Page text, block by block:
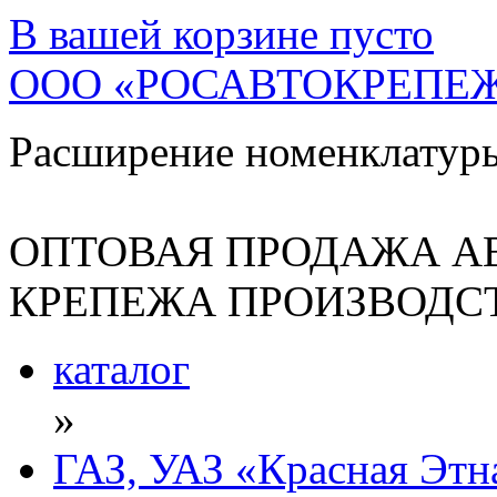
В вашей корзине пусто
ООО
Расширение
ОПТОВАЯ ПРОДАЖА
КРЕПЕЖА
каталог
»
ГАЗ, УАЗ «Красная